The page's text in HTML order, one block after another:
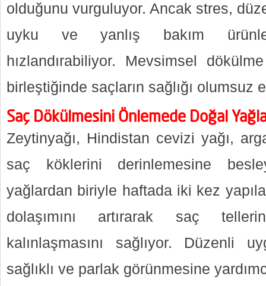
olduğunu vurguluyor. Ancak stres,
uyku ve yanlış bakım
hızlandırabiliyor. Mevsimsel
birleştiğinde saçların sağlığı olumsuz
Saç Dökülmesini Önlemede Doğal
Zeytinyağı, Hindistan cevizi yağı,
saç köklerini derinlemesine
yağlardan biriyle haftada iki kez
dolaşımını artırarak saç
kalınlaşmasını sağlıyor. Düzenli
sağlıklı ve parlak görünmesine